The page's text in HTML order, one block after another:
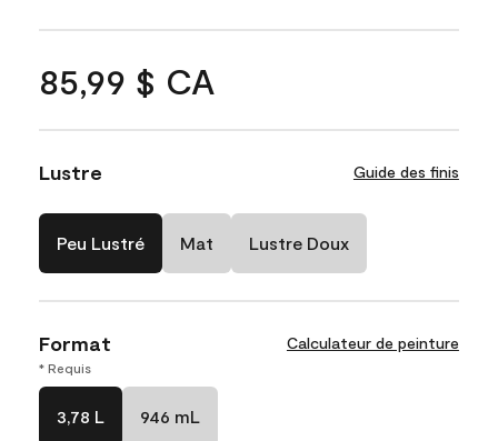
85,99 $ CA
Lustre Guide des finis
Peu Lustré Mat Lustre Doux
Format Calculateur de peinture
* Requis
3,78 L 946 mL